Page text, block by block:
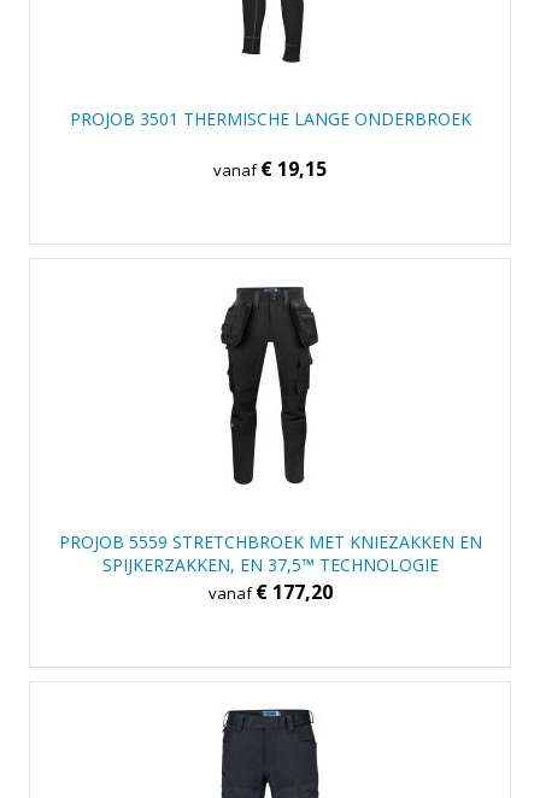
PROJOB 3501 THERMISCHE LANGE ONDERBROEK
vanaf€ 19,15
PROJOB 5559 STRETCHBROEK MET KNIEZAKKEN EN
SPIJKERZAKKEN, EN 37,5™ TECHNOLOGIE
vanaf€ 177,20